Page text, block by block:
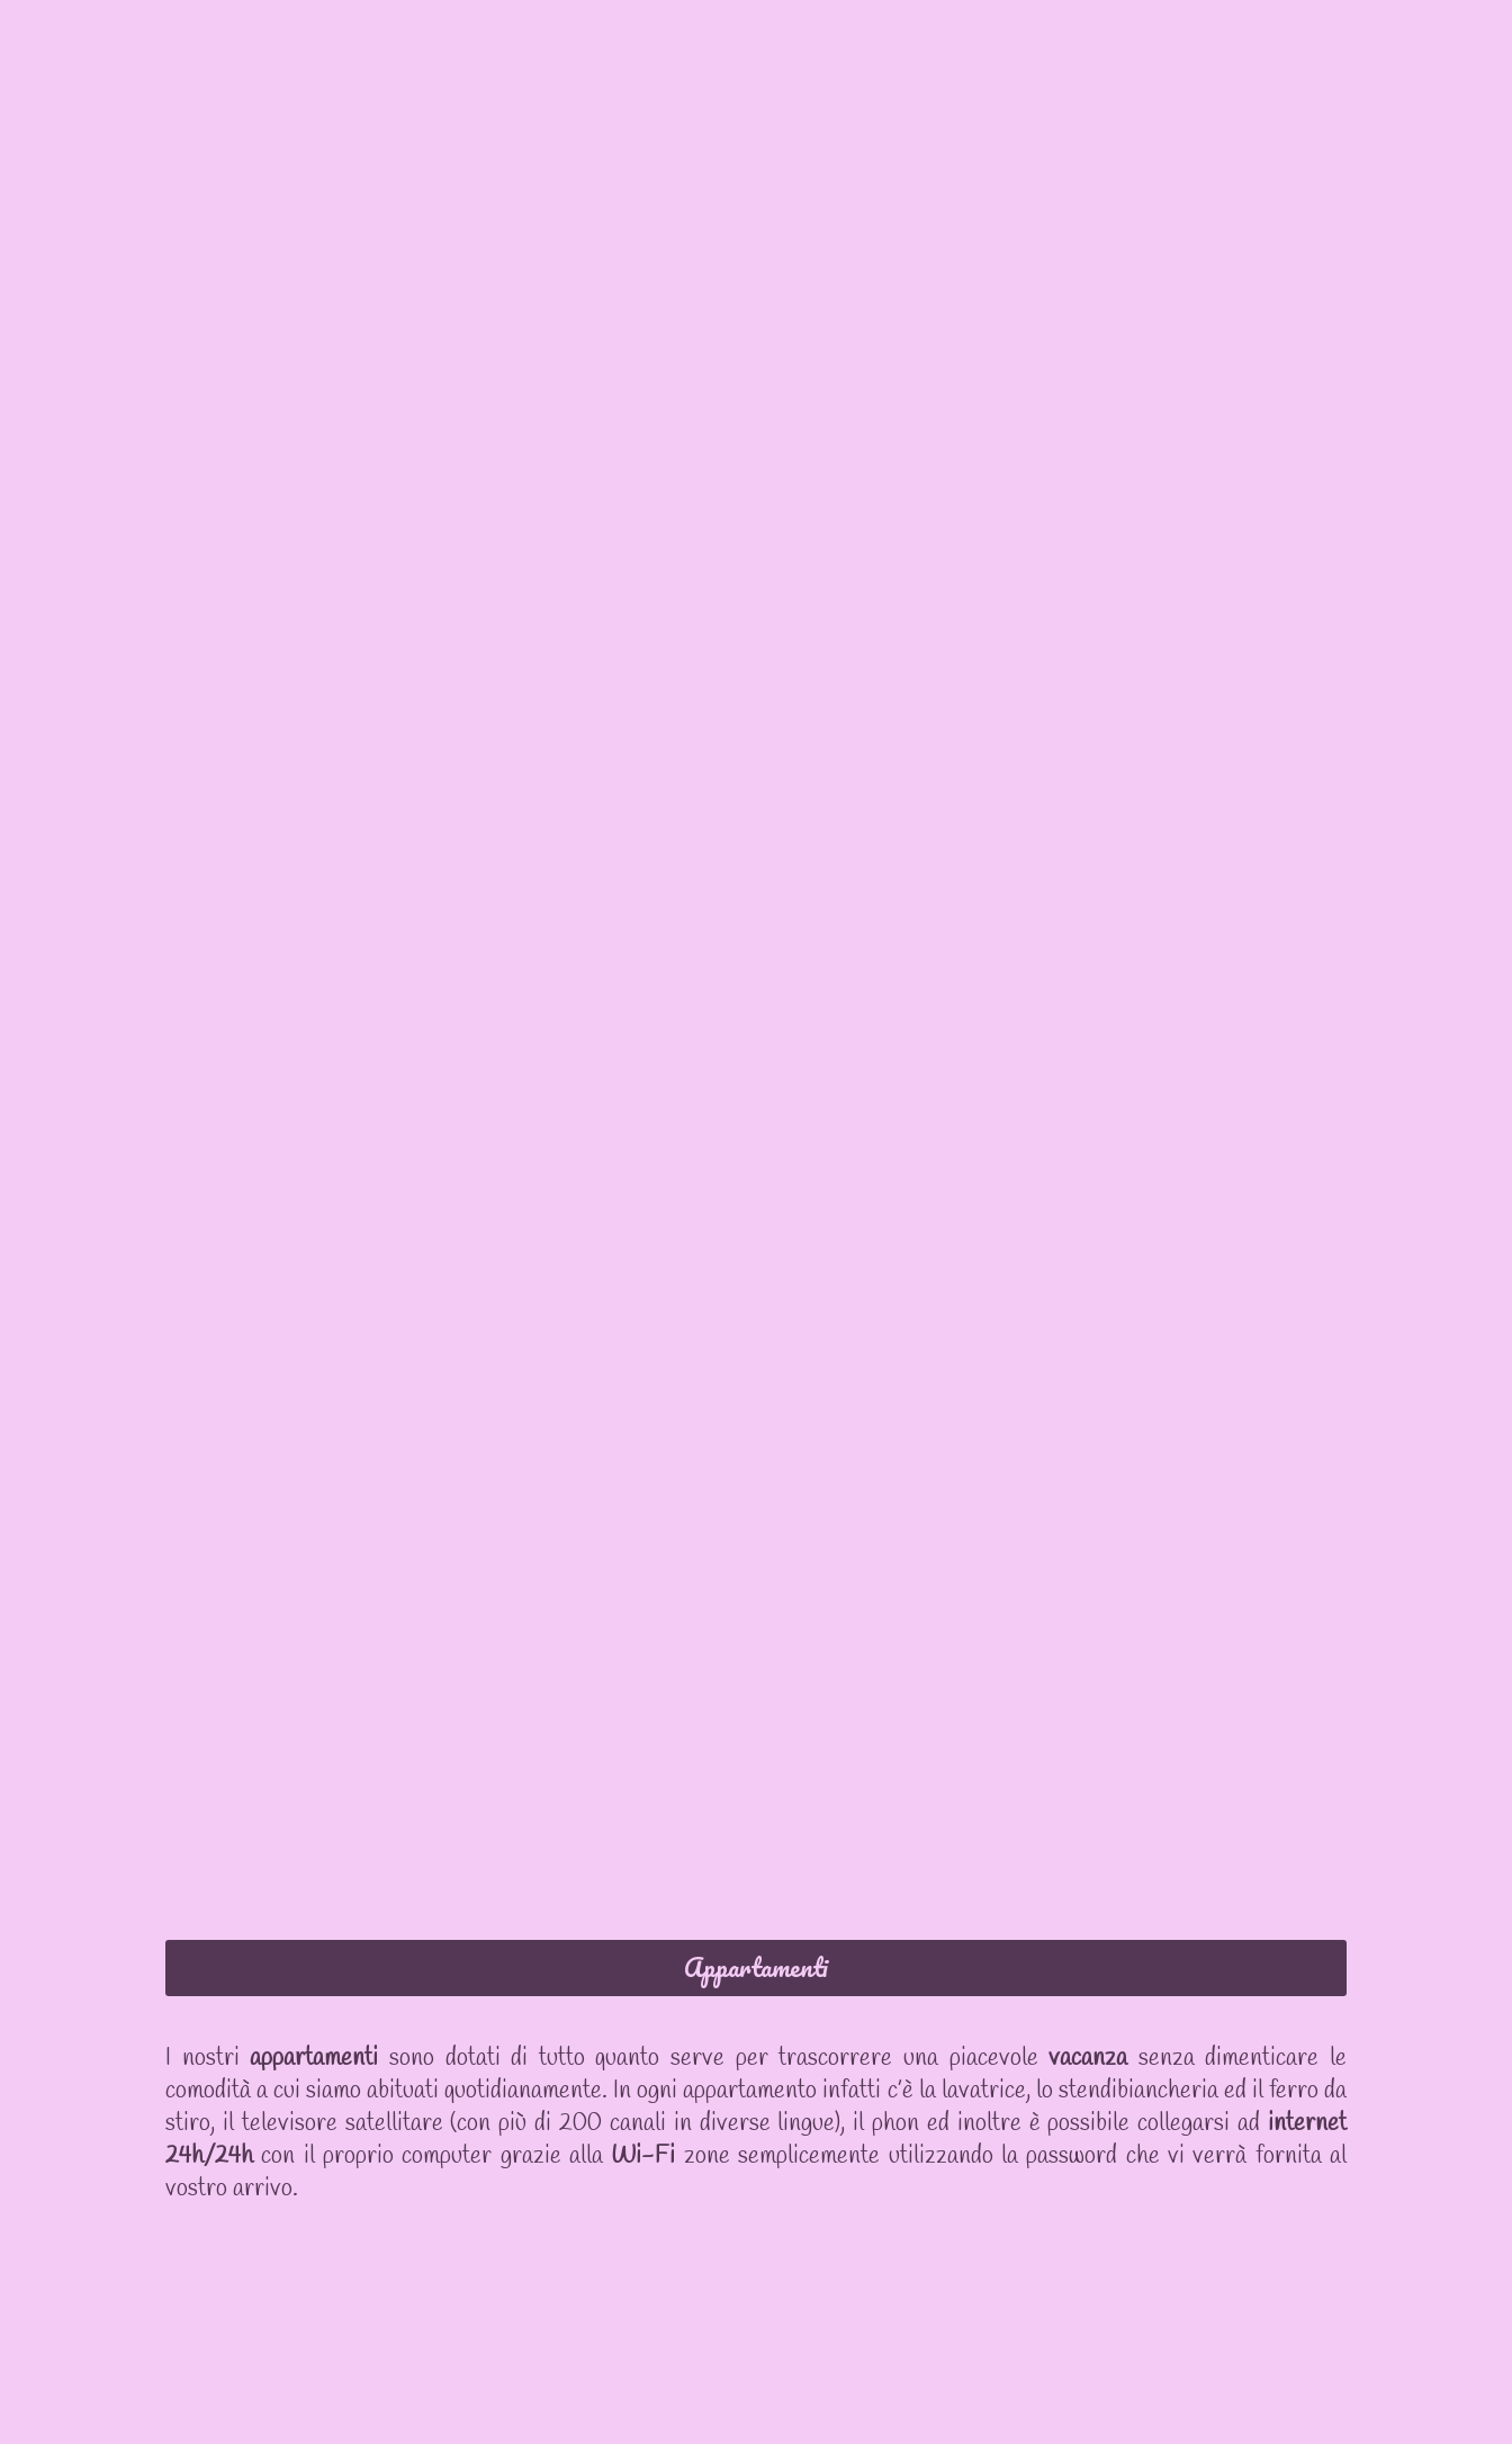
Appartamenti
I nostriappartamenti sono dotati di tutto quanto serve per trascorrere una piacevolevacanzasenza dimenticare le
comodità a cui siamo abituati quotidianamente. In ogni appartamento infatti c’è la lavatrice, lo stendibiancheria ed il ferro da
stiro, il televisore satellitare (con più di 200 canali in diverse lingue), il phon ed inoltre è possibile collegarsi ad internet
24h/24hcon il proprio computer grazie alla Wi-Fi zone semplicemente utilizzando la password che vi verrà fornita al
vostro arrivo.